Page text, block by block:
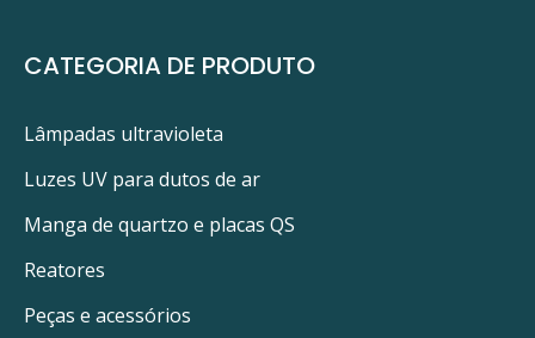
CATEGORIA DE PRODUTO
Lâmpadas ultravioleta
Luzes UV para dutos de ar
Manga de quartzo e placas QS
Reatores
Peças e acessórios